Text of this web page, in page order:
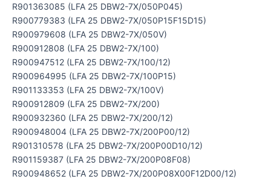
R901363085 (LFA 25 DBW2-7X/050P045)
R900779383 (LFA 25 DBW2-7X/050P15F15D15)
R900979608 (LFA 25 DBW2-7X/050V)
R900912808 (LFA 25 DBW2-7X/100)
R900947512 (LFA 25 DBW2-7X/100/12)
R900964995 (LFA 25 DBW2-7X/100P15)
R901133353 (LFA 25 DBW2-7X/100V)
R900912809 (LFA 25 DBW2-7X/200)
R900932360 (LFA 25 DBW2-7X/200/12)
R900948004 (LFA 25 DBW2-7X/200P00/12)
R901310578 (LFA 25 DBW2-7X/200P00D10/12)
R901159387 (LFA 25 DBW2-7X/200P08F08)
R900948652 (LFA 25 DBW2-7X/200P08X00F12D00/12)